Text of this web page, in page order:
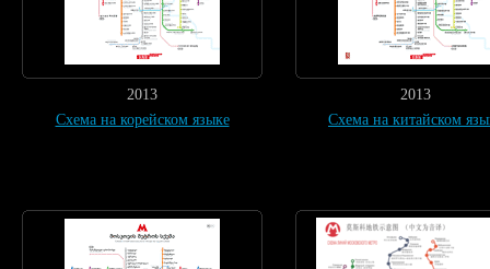
2013
Схема на корейском языке
2013
Схема на китайском